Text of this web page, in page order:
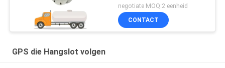
negotiate MOQ:2 eenheid
CONTACT
GPS die Hangslot volgen